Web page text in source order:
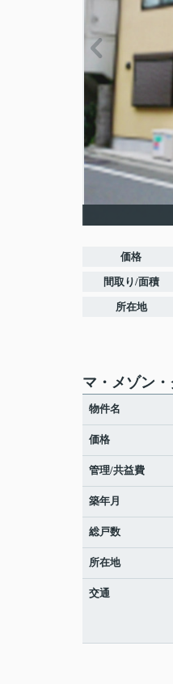
価格
間取り/面積
所在地
マ・メゾン
物件名
価格
管理/共益費
築年月
総戸数
所在地
交通